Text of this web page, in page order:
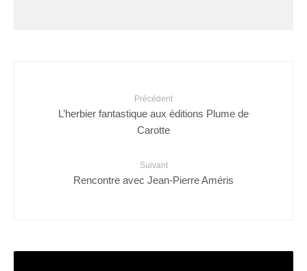
Précédent
L’herbier fantastique aux éditions Plume de
Carotte
Suivant
Rencontre avec Jean-Pierre Améris